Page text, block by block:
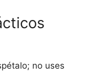
no uses